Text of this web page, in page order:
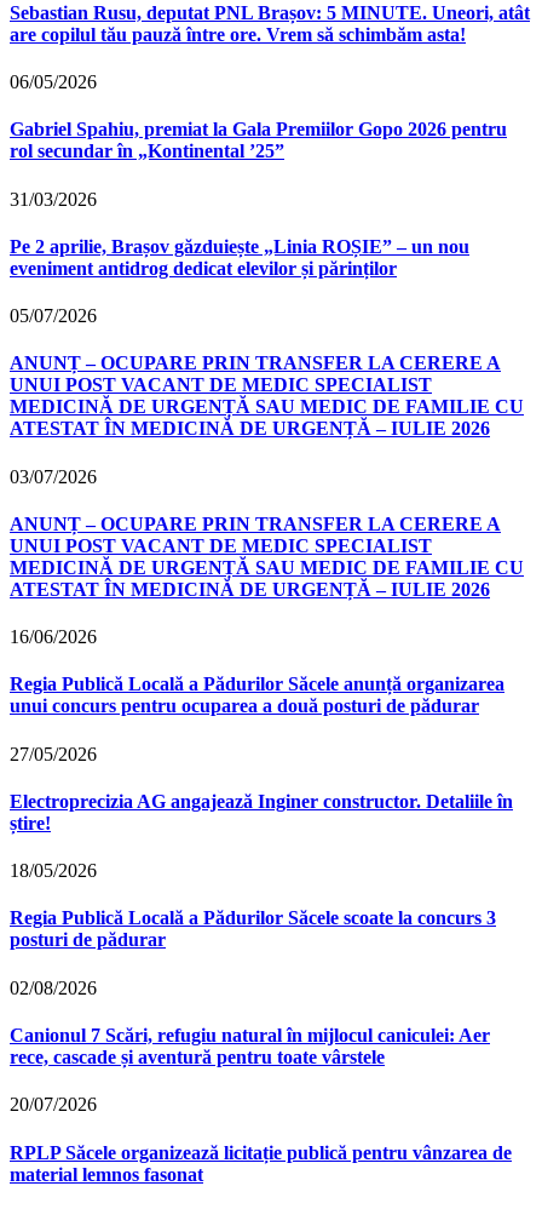
Sebastian Rusu, deputat PNL Brașov: 5 MINUTE. Uneori, atât
are copilul tău pauză între ore. Vrem să schimbăm asta!
06/05/2026
Gabriel Spahiu, premiat la Gala Premiilor Gopo 2026 pentru
rol secundar în „Kontinental ’25”
31/03/2026
Pe 2 aprilie, Brașov găzduiește „Linia ROȘIE” – un nou
eveniment antidrog dedicat elevilor și părinților
05/07/2026
ANUNȚ – OCUPARE PRIN TRANSFER LA CERERE A
UNUI POST VACANT DE MEDIC SPECIALIST
MEDICINĂ DE URGENȚĂ SAU MEDIC DE FAMILIE CU
ATESTAT ÎN MEDICINĂ DE URGENȚĂ – IULIE 2026
03/07/2026
ANUNȚ – OCUPARE PRIN TRANSFER LA CERERE A
UNUI POST VACANT DE MEDIC SPECIALIST
MEDICINĂ DE URGENȚĂ SAU MEDIC DE FAMILIE CU
ATESTAT ÎN MEDICINĂ DE URGENȚĂ – IULIE 2026
16/06/2026
Regia Publică Locală a Pădurilor Săcele anunță organizarea
unui concurs pentru ocuparea a două posturi de pădurar
27/05/2026
Electroprecizia AG angajează Inginer constructor. Detaliile în
știre!
18/05/2026
Regia Publică Locală a Pădurilor Săcele scoate la concurs 3
posturi de pădurar
02/08/2026
Canionul 7 Scări, refugiu natural în mijlocul caniculei: Aer
rece, cascade și aventură pentru toate vârstele
20/07/2026
RPLP Săcele organizează licitație publică pentru vânzarea de
material lemnos fasonat